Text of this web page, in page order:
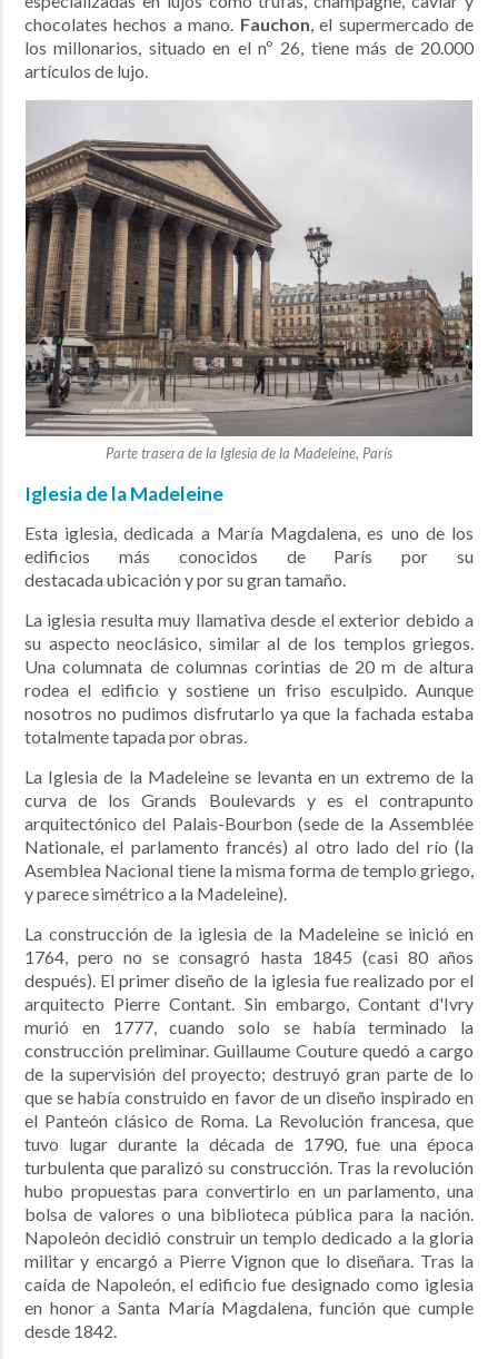
chocolates hechos a mano. Fauchon, el supermercado de
los millonarios, situado en el nº 26, tiene más de 20.000
artículos de lujo.
Parte trasera de la Iglesia de la Madeleine, París
Iglesia de la Madeleine
Esta iglesia, dedicada a María Magdalena, es uno de los
edificios más conocidos de París por su
destacada ubicación y por su gran tamaño.
La iglesia resulta muy llamativa desde el exterior debido a
su aspecto neoclásico, similar al de los templos griegos.
Una columnata de columnas corintias de 20 m de altura
rodea el edificio y sostiene un friso esculpido. Aunque
nosotros no pudimos disfrutarlo ya que la fachada estaba
totalmente tapada por obras.
La Iglesia de la Madeleine se levanta en un extremo de la
curva de los Grands Boulevards y es el contrapunto
arquitectónico del Palais-Bourbon (sede de la Assemblée
Nationale, el parlamento francés) al otro lado del río (la
Asemblea Nacional tiene la misma forma de templo griego,
y parece simétrico a la Madeleine).
La construcción de la iglesia de la Madeleine se inició en
1764, pero no se consagró hasta 1845 (casi 80 años
después). El primer diseño de la iglesia fue realizado por el
arquitecto Pierre Contant. Sin embargo, Contant d'Ivry
murió en 1777, cuando solo se había terminado la
construcción preliminar. Guillaume Couture quedó a cargo
de la supervisión del proyecto; destruyó gran parte de lo
que se había construido en favor de un diseño inspirado en
el Panteón clásico de Roma. La Revolución francesa, que
tuvo lugar durante la década de 1790, fue una época
turbulenta que paralizó su construcción. Tras la revolución
hubo propuestas para convertirlo en un parlamento, una
bolsa de valores o una biblioteca pública para la nación.
Napoleón decidió construir un templo dedicado a la gloria
militar y encargó a Pierre Vignon que lo diseñara. Tras la
caída de Napoleón, el edificio fue designado como iglesia
en honor a Santa María Magdalena, función que cumple
desde 1842.